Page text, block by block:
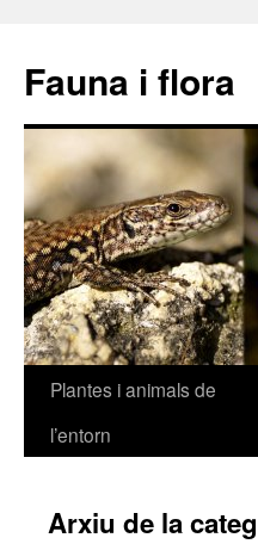
Fauna i flora
Vés
Plantes i animals de
l’entorn
Arxiu de la